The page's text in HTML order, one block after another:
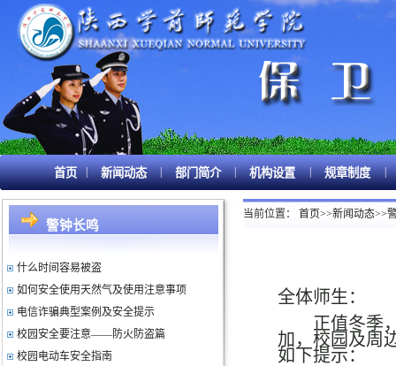
首页 | 新闻动态 | 部门简介 | 机构设置 | 规章制度 |
警钟长鸣
关注电动自行车安全隐患系列调查
校园内高发诈骗案
校内电动车骑行安全提示
什么时间容易被盗
如何安全使用天然气及使用注意事项
电信诈骗典型案例及安全提示
校园安全要注意——防火防盗篇
校园电动车安全指南
当前位置： 首页>>新闻动态>>
全体师生：
正值冬季
加，校园及周
如下提示：